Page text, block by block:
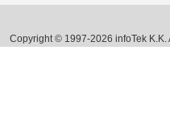
Copyright © 1997-2026 infoTek K.K.